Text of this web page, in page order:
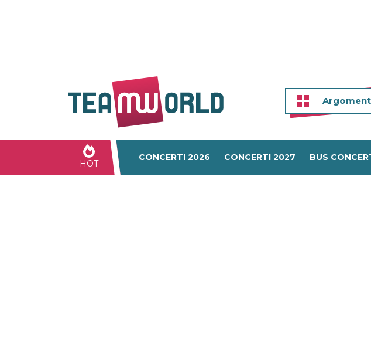
HOT
CONCERTI 2026 CONCERTI 2027 BUS